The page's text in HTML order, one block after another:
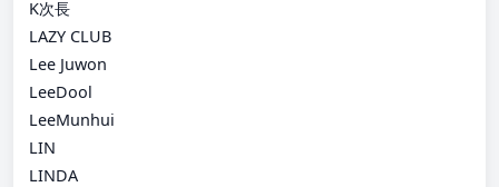
K次長
LAZY CLUB
Lee Juwon
LeeDool
LeeMunhui
LIN
LINDA